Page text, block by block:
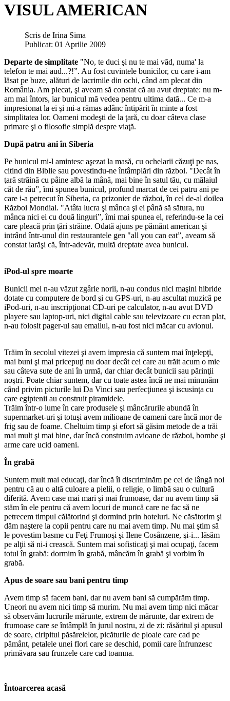
VISUL AMERICAN
Scris de Irina Sima
Publicat: 01 Aprilie 2009
Departe de simplitate "No, te duci şi nu te mai văd, numa' la
telefon te mai aud...?!”. Au fost cuvintele bunicilor, cu care i-am
lăsat pe buze, alături de lacrimile din ochi, când am plecat din
România. Am plecat, şi aveam să constat că au avut dreptate: nu m-
am mai întors, iar bunicul mă vedea pentru ultima dată... Ce m-a
impresionat la ei şi mi-a rămas adânc întipărit în minte a fost
simplitatea lor. Oameni modeşti de la ţară, cu doar câteva clase
primare şi o filosofie simplă despre viaţă.
După patru ani în Siberia
Pe bunicul mi-l amintesc aşezat la masă, cu ochelarii căzuţi pe nas,
citind din Biblie sau povestindu-ne întâmplări din război. "Decât în
ţară străină cu pâine albă la mână, mai bine în satul tău, cu mălaiul
cât de rău”, îmi spunea bunicul, profund marcat de cei patru ani pe
care i-a petrecut în Siberia, ca prizonier de război, în cel de-al doilea
Război Mondial. "Atâta lucra şi mânca şi ei până să sătura, nu
mânca nici ei cu două linguri”, îmi mai spunea el, referindu-se la cei
care pleacă prin ţări străine. Odată ajuns pe pământ american şi
intrând într-unul din restaurantele gen "all you can eat”, aveam să
constat iarăşi că, într-adevăr, multă dreptate avea bunicul.
iPod-ul spre moarte
Bunicii mei n-au văzut zgârie norii, n-au condus nici maşini hibride
dotate cu computere de bord şi cu GPS-uri, n-au ascultat muzică pe
iPod-uri, n-au inscripţionat CD-uri pe calculator, n-au avut DVD
playere sau laptop-uri, nici digital cable sau televizoare cu ecran plat,
n-au folosit pager-ul sau emailul, n-au fost nici măcar cu avionul.
Trăim în secolul vitezei şi avem impresia că suntem mai înţelepţi,
mai buni şi mai pricepuţi nu doar decât cei care au trăit acum o mie
sau câteva sute de ani în urmă, dar chiar decât bunicii sau părinţii
noştri. Poate chiar suntem, dar cu toate astea încă ne mai minunăm
când privim picturile lui Da Vinci sau perfecţiunea şi iscusinţa cu
care egiptenii au construit piramidele.
Trăim într-o lume în care produsele şi mâncărurile abundă în
supermarket-uri şi totuşi avem milioane de oameni care încă mor de
frig sau de foame. Cheltuim timp şi efort să găsim metode de a trăi
mai mult şi mai bine, dar încă construim avioane de război, bombe şi
arme care ucid oameni.
În grabă
Suntem mult mai educaţi, dar încă îi discriminăm pe cei de lângă noi
pentru că au o altă culoare a pielii, o religie, o limbă sau o cultură
diferită. Avem case mai mari şi mai frumoase, dar nu avem timp să
stăm în ele pentru că avem locuri de muncă care ne fac să ne
petrecem timpul călătorind şi dormind prin hoteluri. Ne căsătorim şi
dăm naştere la copii pentru care nu mai avem timp. Nu mai ştim să
le povestim basme cu Feţi Frumoşi şi Ilene Cosânzene, şi-i... lăsăm
pe alţii să ni-i crească. Suntem mai sofisticaţi şi mai ocupaţi, facem
totul în grabă: dormim în grabă, mâncăm în grabă şi vorbim în
grabă.
Apus de soare sau bani pentru timp
Avem timp să facem bani, dar nu avem bani să cumpărăm timp.
Uneori nu avem nici timp să murim. Nu mai avem timp nici măcar
să observăm lucrurile mărunte, extrem de mărunte, dar extrem de
frumoase care se întâmplă în jurul nostru, zi de zi: răsăritul şi apusul
de soare, ciripitul păsărelelor, picăturile de ploaie care cad pe
pământ, petalele unei flori care se deschid, pomii care înfrunzesc
primăvara sau frunzele care cad toamna.
Întoarcerea acasă